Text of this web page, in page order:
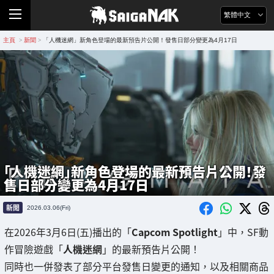
繁體中文
主頁 > 新聞 > 「人機迷網」新角色登場的最新預告片公開！發售日部分變更為4月17日
「人機迷網」新角色登場的最新預告片公開！發
售日部分變更為4月17日
新聞 2026.03.06(Fri)
在2026年3月6日(五)播出的「Capcom Spotlight」中，SF動
作冒險遊戲「人機迷網」的最新預告片公開！
同時也一併發表了部分平台發售日變更的通知，以及相關商品